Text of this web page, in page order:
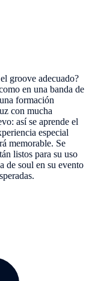
groove adecuado?
en una banda de
formación
con mucha
así se aprende el
especial
memorable. Se
listos para su uso
de soul en su evento